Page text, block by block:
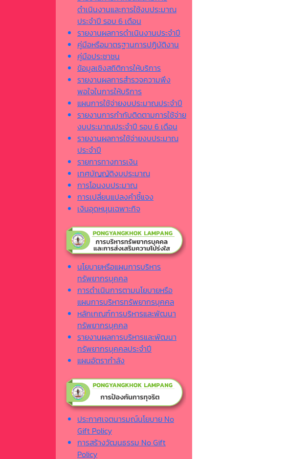
ดำเนินงานและการใช้งบประมาณ
ประจำปี รอบ 6 เดือน
รายงานผลการดำเนินงานประจำปี
คู่มือหรือมาตรฐานการปฏิบัติงาน
คู่มือประชาชน
ข้อมูลเชิงสถิติการให้บริการ
รายงานผลการสำรวจความพึง
พอใจในการให้บริการ
แผนการใช้จ่ายงบประมาณประจำปี
รายงานการกำกับติดตามการใช้จ่าย
งบประมาณประจำปี รอบ 6 เดือน
รายงานผลการใช้จ่ายงบประมาณ
ประจำปี
รายการทางการเงิน
เทศบัญญัติงบประมาณ
การโอนงบประมาณ
การเปลี่ยนแปลงคำชี้แจง
เงินอุดหนุนเฉพาะกิจ
นโยบายหรือแผนการบริหาร
ทรัพยากรบุคคล
การดำเนินการตามนโยบายหรือ
แผนการบริหารทรัพยากรบุคคล
หลักเกณฑ์การบริหารและพัฒนา
ทรัพยากรบุคคล
รายงานผลการบริหารและพัฒนา
ทรัพยากรบุคคลประจำปี
แผนอัตรากำลัง
ประกาศเจตนารมณ์นโยบาย No
Gift Policy
การสร้างวัฒนธรรม No Gift
Policy